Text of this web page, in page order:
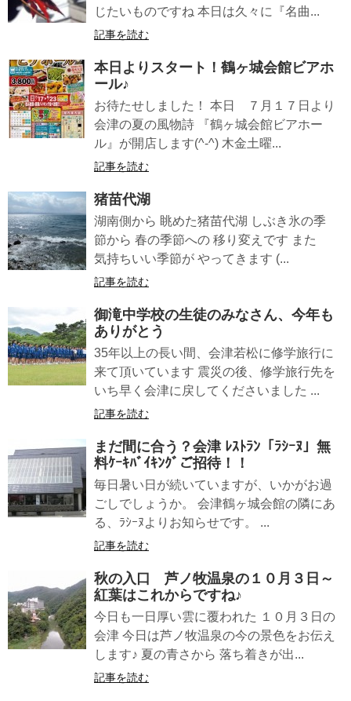
じたいものですね 本日は久々に『名曲...
記事を読む
本日よりスタート！鶴ヶ城会館ビアホ
ール♪
お待たせしました！ 本日 ７月１７日より
会津の夏の風物詩 『鶴ヶ城会館ビアホー
ル』が開店します(^-^) 木金土曜...
記事を読む
猪苗代湖
湖南側から 眺めた猪苗代湖 しぶき氷の季
節から 春の季節への 移り変えです また
気持ちいい季節が やってきます (...
記事を読む
御滝中学校の生徒のみなさん、今年も
ありがとう
35年以上の長い間、会津若松に修学旅行に
来て頂いています 震災の後、修学旅行先を
いち早く会津に戻してくださいました ...
記事を読む
まだ間に合う？会津 ﾚｽﾄﾗﾝ「ﾗｼｰﾇ」無
料ｹｰｷﾊﾞｲｷﾝｸﾞご招待！！
毎日暑い日が続いていますが、いかがお過
ごしでしょうか。 会津鶴ヶ城会館の隣にあ
る、ﾗｼｰﾇよりお知らせです。 ...
記事を読む
秋の入口 芦ノ牧温泉の１０月３日～
紅葉はこれからですね♪
今日も一日厚い雲に覆われた １０月３日の
会津 今日は芦ノ牧温泉の今の景色をお伝え
します♪ 夏の青さから 落ち着きが出...
記事を読む